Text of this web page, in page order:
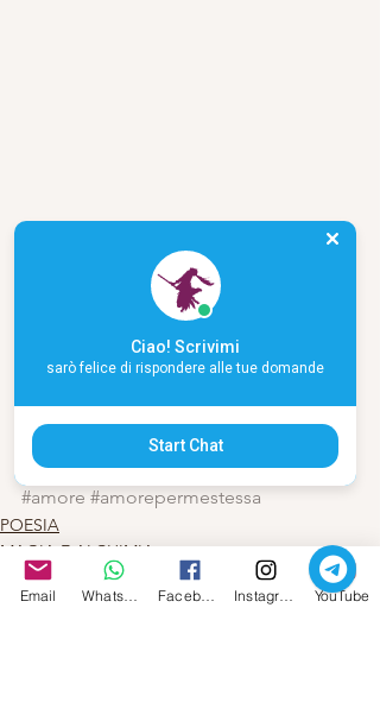
#amore #amorepermestessa
POESIA
MAGIA E ALCHIMIA
BENESSERE
Email YouTube
Ciao! Scrivimi
sarò felice di rispondere alle tue domande
Start Chat